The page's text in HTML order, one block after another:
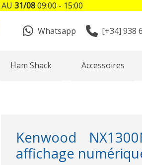
Whatsapp [+34] 938
Ham Shack Accessoires
Kenwood
affichage
AU 31/0809:00 - 15:00